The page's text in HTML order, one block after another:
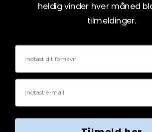
heldig vinder hver måned
tilmeldinger.
Fornavn
Email